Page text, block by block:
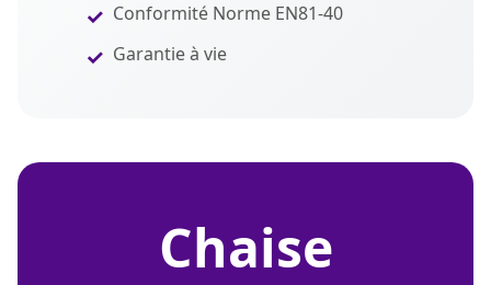
Conformité Norme EN81-40
Garantie à vie
chaise